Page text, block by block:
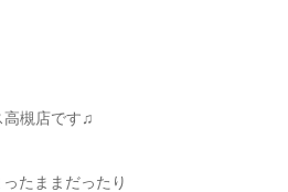
高槻店です♫
たままだったり